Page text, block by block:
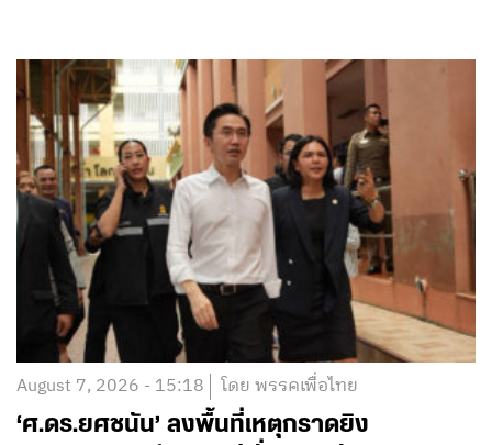
August 7, 2026 - 15:18 โดย พรรคเพื่อไทย
‘ศ.ดร.ยศชนัน’ ลงพื้นที่เหตุกราดยิง